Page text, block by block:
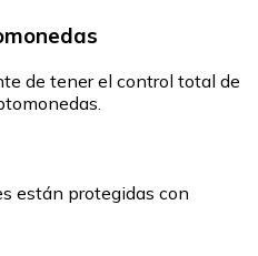
de tener el control total de
están protegidas con